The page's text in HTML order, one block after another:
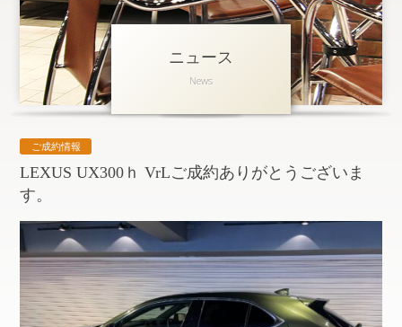
ギャラリー
アクセス
会社概要
お問い合わせ
ニュース
News
ご成約情報
LEXUS UX300ｈ VrLご成約ありがとうございま
す。